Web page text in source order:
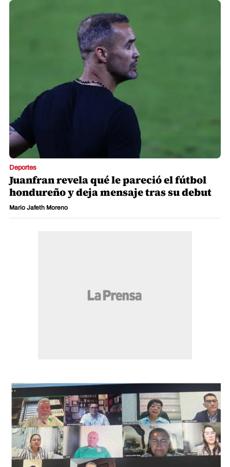
Deportes
Juanfran revela qué le pareció el fútbol
hondureño y deja mensaje tras su debut
Mario Jafeth Moreno